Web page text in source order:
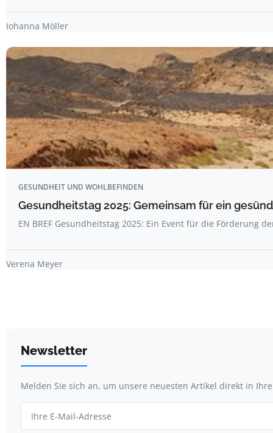
Johanna Möller
GESUNDHEIT UND WOHLBEFINDEN
Gesundheitstag 2025: Gemeinsam für ein
EN BREF Gesundheitstag 2025: Ein Event für die Förderung
Verena Meyer
Newsletter
Melden Sie sich an, um unsere neuesten Artikel direkt in